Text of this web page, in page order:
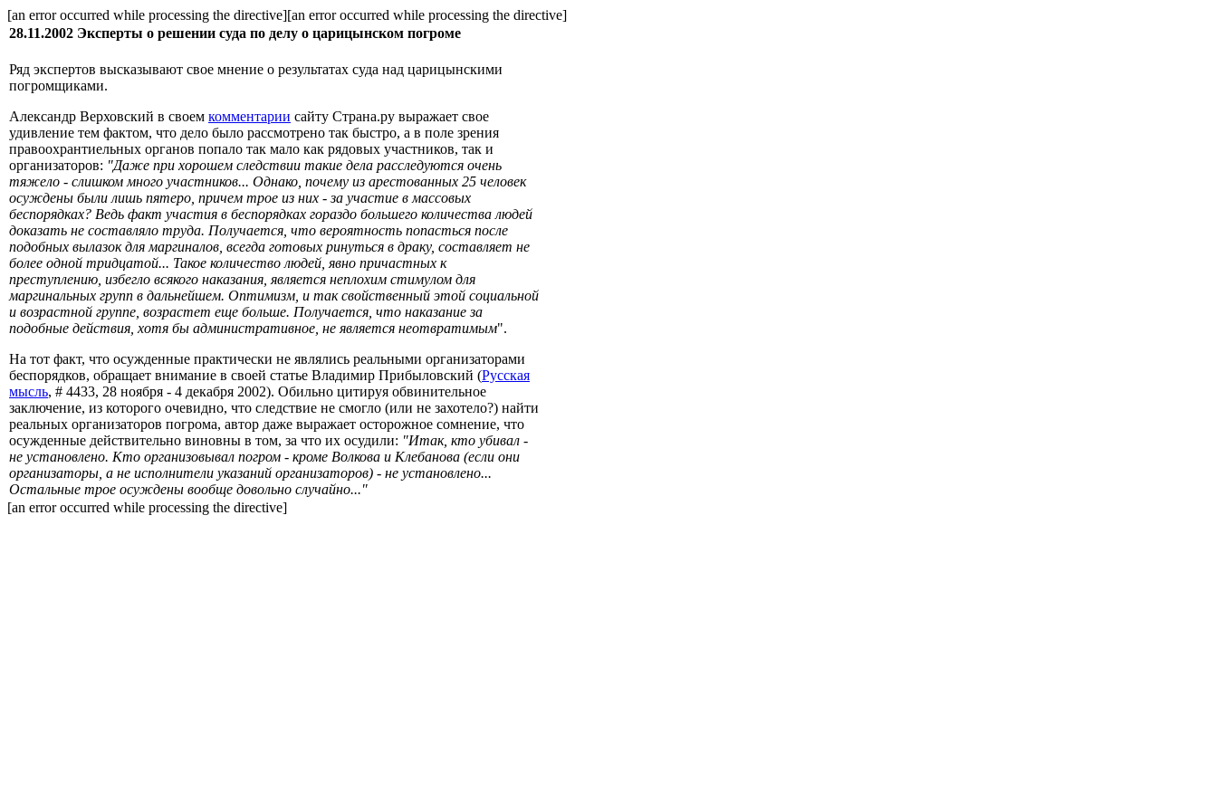
[an error occurred while processing the directive][an error occurred while processing the directive]
28.11.2002 Эксперты о решении суда по делу о царицынском погроме
Ряд экспертов высказывают свое мнение о результатах суда над царицынскими
погромщиками.
Александр Верховский в своем комментарии сайту Страна.ру выражает свое
удивление тем фактом, что дело было рассмотрено так быстро, а в поле зрения
правоохрантиельных органов попало так мало как рядовых участников, так и
организаторов: "Даже при хорошем следствии такие дела расследуются очень
тяжело - слишком много участников... Однако, почему из арестованных 25 человек
осуждены были лишь пятеро, причем трое из них - за участие в массовых
беспорядках? Ведь факт участия в беспорядках гораздо большего количества людей
доказать не составляло труда. Получается, что вероятность попасться после
подобных вылазок для маргиналов, всегда готовых ринуться в драку, составляет не
более одной тридцатой... Такое количество людей, явно причастных к
преступлению, избегло всякого наказания, является неплохим стимулом для
маргинальных групп в дальнейшем. Оптимизм, и так свойственный этой социальной
и возрастной группе, возрастет еще больше. Получается, что наказание за
подобные действия, хотя бы административное, не является неотвратимым".
На тот факт, что осужденные практически не являлись реальными организаторами
беспорядков, обращает внимание в своей статье Владимир Прибыловский (Русская
мысль, # 4433, 28 ноября - 4 декабря 2002). Обильно цитируя обвинительное
заключение, из которого очевидно, что следствие не смогло (или не захотело?) найти
реальных организаторов погрома, автор даже выражает осторожное сомнение, что
осужденные действительно виновны в том, за что их осудили: "Итак, кто убивал -
не установлено. Кто организовывал погром - кроме Волкова и Клебанова (если они
организаторы, а не исполнители указаний организаторов) - не установлено...
Остальные трое осуждены вообще довольно случайно..."
[an error occurred while processing the directive]